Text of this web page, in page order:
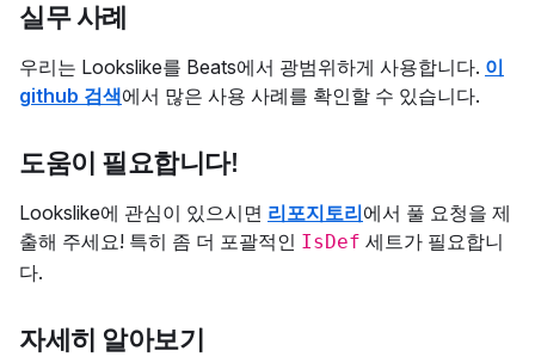
실무 사례
우리는 Lookslike를 Beats에서 광범위하게 사용합니다. 이
github 검색에서 많은 사용 사례를 확인할 수 있습니다.
도움이 필요합니다!
Lookslike에 관심이 있으시면 리포지토리에서 풀 요청을 제
출해 주세요! 특히 좀 더 포괄적인 IsDef 세트가 필요합니
다.
자세히 알아보기